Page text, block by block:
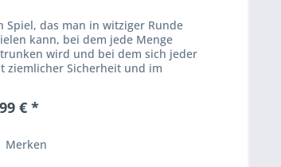
Spiel, das man in witziger Runde
kann, bei dem jede Menge
wird und bei dem sich jeder
ziemlicher Sicherheit und im
€ *
Merken